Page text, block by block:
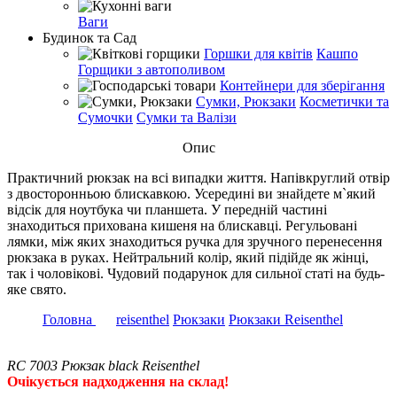
Ваги
Будинок та Сад
Горшки для квітів Кашпо
Горщики з автополивом
Контейнери для зберігання
Сумки, Рюкзаки Косметички та
Сумочки Сумки та Валізи
Опис
Практичний рюкзак на всі випадки життя. Напівкруглий отвір
з двосторонньою блискавкою. Усередині ви знайдете м`який
відсік для ноутбука чи планшета. У передній частині
знаходиться прихована кишеня на блискавці. Регульовані
лямки, між яких знаходиться ручка для зручного перенесення
рюкзака в руках. Нейтральний колір, який підійде як жінці,
так і чоловікові. Чудовий подарунок для сильної статі на будь-
яке свято.
Головна
reisenthel Рюкзаки Рюкзаки Reisenthel
RC 7003 Рюкзак black Reisenthel
Очікується надходження на склад!